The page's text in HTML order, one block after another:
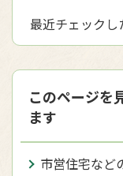
最近チェックし
このページを
ます
市営住宅など